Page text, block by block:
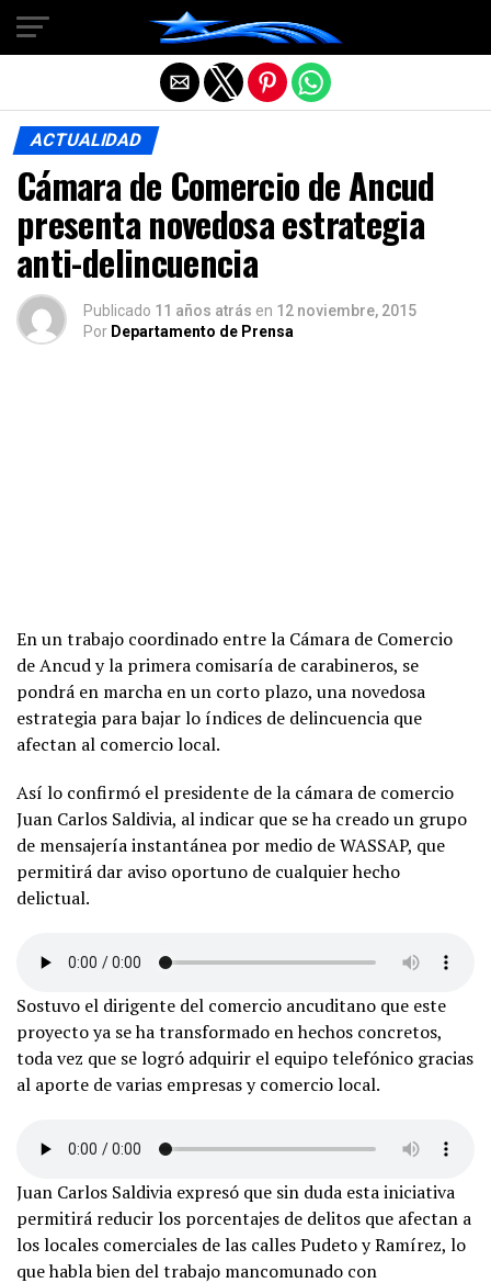
ACTUALIDAD
Cámara de Comercio de Ancud
presenta novedosa estrategia
anti-delincuencia
Publicado 11 años atrás en 12 noviembre, 2015
Por Departamento de Prensa
En un trabajo coordinado entre la Cámara de Comercio
de Ancud y la primera comisaría de carabineros, se
pondrá en marcha en un corto plazo, una novedosa
estrategia para bajar lo índices de delincuencia que
afectan al comercio local.
Así lo confirmó el presidente de la cámara de comercio
Juan Carlos Saldivia, al indicar que se ha creado un grupo
de mensajería instantánea por medio de WASSAP, que
permitirá dar aviso oportuno de cualquier hecho
delictual.
Sostuvo el dirigente del comercio ancuditano que este
proyecto ya se ha transformado en hechos concretos,
toda vez que se logró adquirir el equipo telefónico gracias
al aporte de varias empresas y comercio local.
Juan Carlos Saldivia expresó que sin duda esta iniciativa
permitirá reducir los porcentajes de delitos que afectan a
los locales comerciales de las calles Pudeto y Ramírez, lo
que habla bien del trabajo mancomunado con
Salir de la versión móvil